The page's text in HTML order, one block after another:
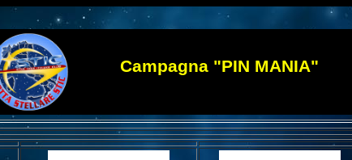
Campagna "PIN MANIA"